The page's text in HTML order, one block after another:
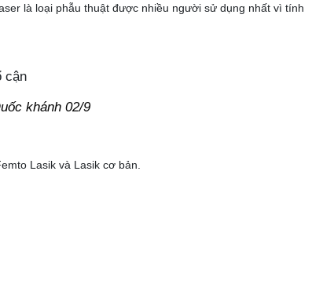
là loại phẫu thuật được nhiều người sử dụng nhất vì tính
khánh 02/9
Lasik và Lasik cơ bản.